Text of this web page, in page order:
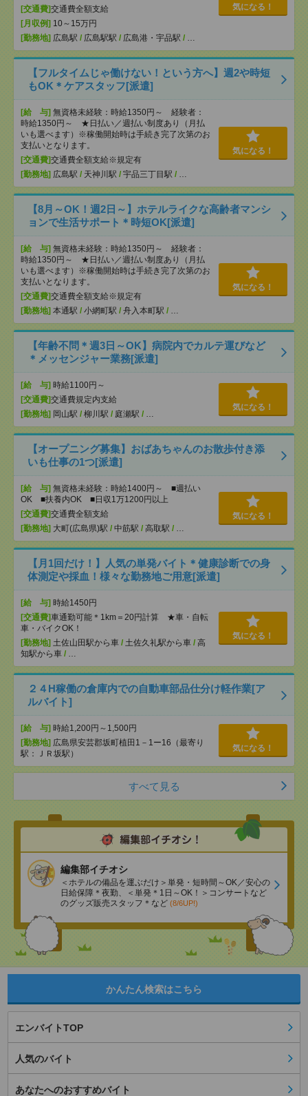
[交通費]交通費全額支給
[月収例] 10～15万円
[勤務地] 広島駅 / 広島駅駅 / 広島港・宇品駅 / …
気になる！
【フルタイムじゃ働けない！という方へ】週2や時短
もOK＊ケアスタッフ[派遣]
[給 与] 無資格未経験：時給1350円～ 経験者：
時給1350円～ ★日払い／週払い制度あり（月払
いも選べます）※稼働開始時は手続き完了次第のお
支払いとなります。
[交通費]交通費全額支給※規定有
[勤務地] 広島駅 / 天神川駅 / 宇品三丁目駅 / …
気になる！
【8月～OK！週2日～】ホテルライクな高齢者マンシ
ョンで生活サポート＊時短OK[派遣]
[給 与] 無資格未経験：時給1350円～ 経験者：
時給1350円～ ★日払い／週払い制度あり（月払
いも選べます）※稼働開始時は手続き完了次第のお
支払いとなります。
[交通費]交通費全額支給※規定有
[勤務地] 本通駅 / 小網町駅 / 舟入本町駅 / …
気になる！
【年齢不問＊週3日～OK】病院内でカルテ運びなど
＊メッセンジャー業務[派遣]
[給 与] 時給1100円～
[交通費]交通費規定内支給
[勤務地] 岡山駅 / 柳川駅 / 庭瀬駅 / …
気になる！
【オープニング募集】おばあちゃんのお散歩付き添
いも仕事の1つ[派遣]
[給 与] 無資格未経験：時給1400円～ ■週払い
OK ■扶養内OK ■日収1万1200円以上
[交通費]交通費全額支給
[勤務地] 大町(広島県)駅 / 中筋駅 / 高取駅 / …
気になる！
【月1回だけ！】人気の単発バイト＊健康診断での身
体測定や採血！様々な勤務地ご用意[派遣]
[給 与] 時給1450円
[交通費]車通勤可能＊1km＝20円計算 ★車・自転
車・バイクOK！
[勤務地] 土佐山田駅から車 / 土佐久礼駅から車 / 高
知駅から車 / …
気になる！
２４H稼働の倉庫内での自動車部品仕分け軽作業[ア
ルバイト]
[給 与] 時給1,200円～1,500円
[勤務地] 広島県安芸郡坂町植田1－1ー16（最寄り
駅：ＪＲ坂駅）
気になる！
すべて見る
編集部イチオシ
＜ホテルの備品を運ぶだけ＞単発・短時間～OK／安心の
日給保障＊夜勤、＜単発＊1日～OK！＞コンサートなど
のグッズ販売スタッフ＊など (8/6UP!)
かんたん検索はこちら
エンバイトTOP
人気のバイト
あなたへのおすすめバイト